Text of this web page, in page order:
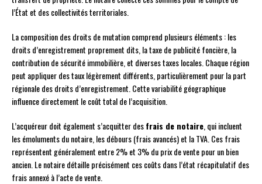
l’État et des collectivités territoriales.
La composition des droits de mutation comprend plusieurs éléments : les
droits d’enregistrement proprement dits, la taxe de publicité foncière, la
contribution de sécurité immobilière, et diverses taxes locales. Chaque région
peut appliquer des taux légèrement différents, particulièrement pour la part
régionale des droits d’enregistrement. Cette variabilité géographique
influence directement le coût total de l’acquisition.
L’acquéreur doit également s’acquitter desfrais de notaire , qui incluent
les émoluments du notaire, les débours (frais avancés) et la TVA. Ces frais
représentent généralement entre 2% et 3% du prix de vente pour un bien
ancien. Le notaire détaille précisément ces coûts dans l’état récapitulatif des
frais annexé à l’acte de vente.